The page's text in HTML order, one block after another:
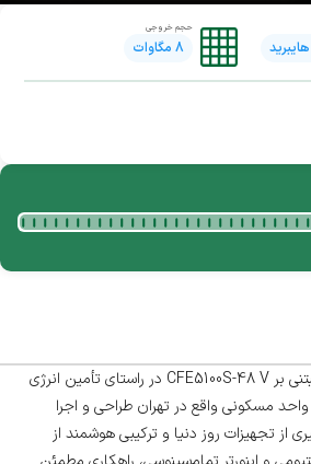
حجم خروجی
8 مگاوات
سامانه هیبرید خورشیدی مبتنی بر CFE5100S-48 V در راستای تأمین انرژی
مسکونی واقع در تهران طراحی و اجرا
از تجهیزات روز دنیا و ترکیبی هوشمند از